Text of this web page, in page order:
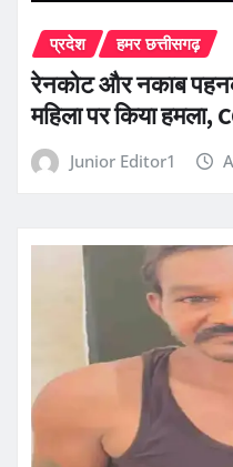
प्रदेश हमर छत्तीसगढ़
रेनकोट और नकाब
महिला पर किया हमला,
Junior Editor1